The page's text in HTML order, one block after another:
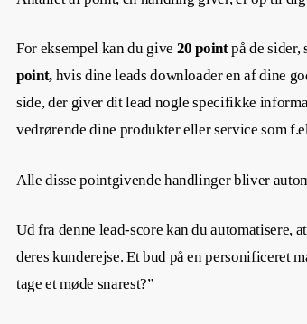
For eksempel kan du give 20 pointpå de sider,
point,hvis dine leads downloader en af dine
side, der giver dit lead nogle specifikke
vedrørende dine produkter eller service som
Alle disse pointgivende handlinger bliver
Ud fra denne lead-score kan du automatisere,
deres kunderejse. Et bud på en personificeret
tage et møde snarest?”